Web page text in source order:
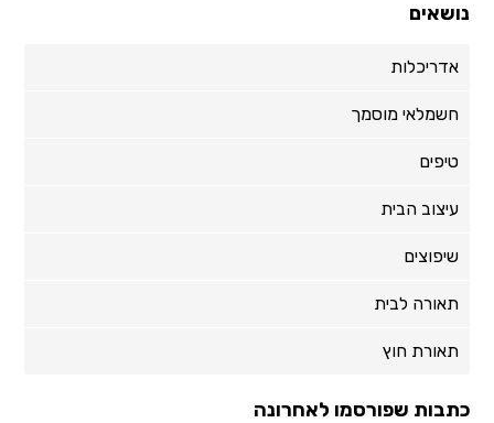
נושאים
אדריכלות
חשמלאי מוסמך
טיפים
עיצוב הבית
שיפוצים
תאורה לבית
תאורת חוץ
כתבות שפורסמו לאחרונה